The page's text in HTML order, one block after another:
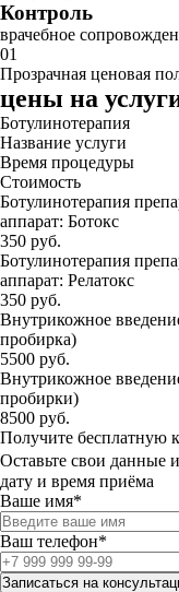
Контроль
врачебное
01
Прозрачная ценовая
цены на
Ботулинотерапия
Название услуги
Время процедуры
Стоимость
Ботулинотерапия
аппарат: Ботокс
350 руб.
Ботулинотерапия
аппарат: Релатокс
350 руб.
Внутрикожное
пробирка)
5500 руб.
Внутрикожное
пробирки)
8500 руб.
Получите бесплатную
Оставьте свои
дату и время приёма
Ваше имя*
Ваш телефон*